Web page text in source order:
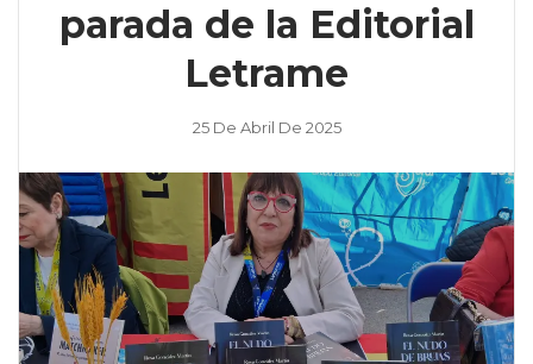
parada de la Editorial
Letrame
25 De Abril De 2025